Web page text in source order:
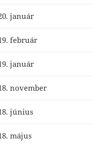
január
február
január
november
június
május